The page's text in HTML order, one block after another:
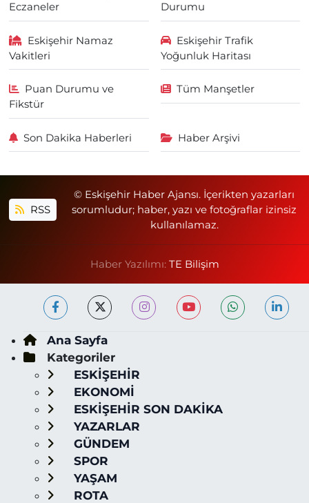
Eczaneler
Durumu
Eskişehir Namaz
Vakitleri
Eskişehir Trafik
Yoğunluk Haritası
Puan Durumu ve
Fikstür
Tüm Manşetler
Son Dakika Haberleri Haber Arşivi
RSS
© Eskişehir Haber Ajansı. İçerikten yazarları
sorumludur; haber, yazı ve fotoğraflar izinsiz
kullanılamaz.
Haber Yazılımı: TE Bilişim
Ana Sayfa
Kategoriler
ESKİŞEHİR
EKONOMİ
ESKİŞEHİR SON DAKİKA
YAZARLAR
GÜNDEM
SPOR
YAŞAM
ROTA